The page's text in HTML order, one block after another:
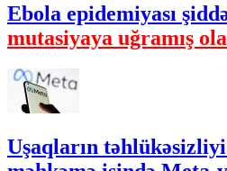
Ebola epidemiyası
mutasiyaya uğramış
Uşaqların